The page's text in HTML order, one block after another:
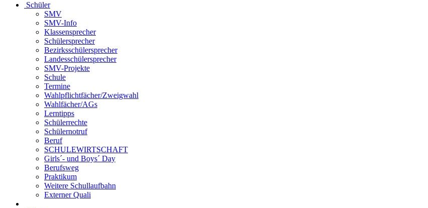
Schüler
SMV
SMV-Info
Klassensprecher
Schülersprecher
Bezirksschülersprecher
Landesschülersprecher
SMV-Projekte
Schule
Termine
Wahlpflichtfächer/Zweigwahl
Wahlfächer/AGs
Lerntipps
Schülerrechte
Schülernotruf
Beruf
SCHULEWIRTSCHAFT
Girls´- und Boys´ Day
Berufsweg
Praktikum
Weitere Schullaufbahn
Externer Quali